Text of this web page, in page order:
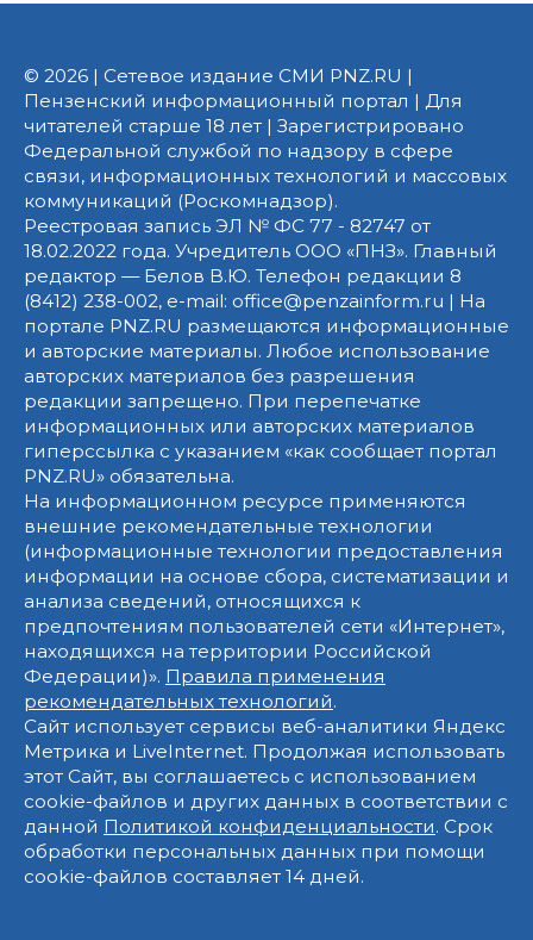
© 2026 | Сетевое издание СМИ PNZ.RU |
Пензенский информационный портал | Для
читателей старше 18 лет | Зарегистрировано
Федеральной службой по надзору в сфере
связи, информационных технологий и массовых
коммуникаций (Роскомнадзор).
Реестровая запись ЭЛ № ФС 77 - 82747 от
18.02.2022 года. Учредитель ООО «ПНЗ». Главный
редактор — Белов В.Ю. Телефон редакции 8
(8412) 238-002, e-mail: office@penzainform.ru | На
портале PNZ.RU размещаются информационные
и авторские материалы. Любое использование
авторских материалов без разрешения
редакции запрещено. При перепечатке
информационных или авторских материалов
гиперссылка с указанием «как сообщает портал
PNZ.RU» обязательна.
На информационном ресурсе применяются
внешние рекомендательные технологии
(информационные технологии предоставления
информации на основе сбора, систематизации и
анализа сведений, относящихся к
предпочтениям пользователей сети «Интернет»,
находящихся на территории Российской
Федерации)». Правила применения
рекомендательных технологий.
Сайт использует сервисы веб-аналитики Яндекс
Метрика и LiveInternet. Продолжая использовать
этот Сайт, вы соглашаетесь с использованием
cookie-файлов и других данных в соответствии с
данной Политикой конфиденциальности. Срок
обработки персональных данных при помощи
cookie-файлов составляет 14 дней.